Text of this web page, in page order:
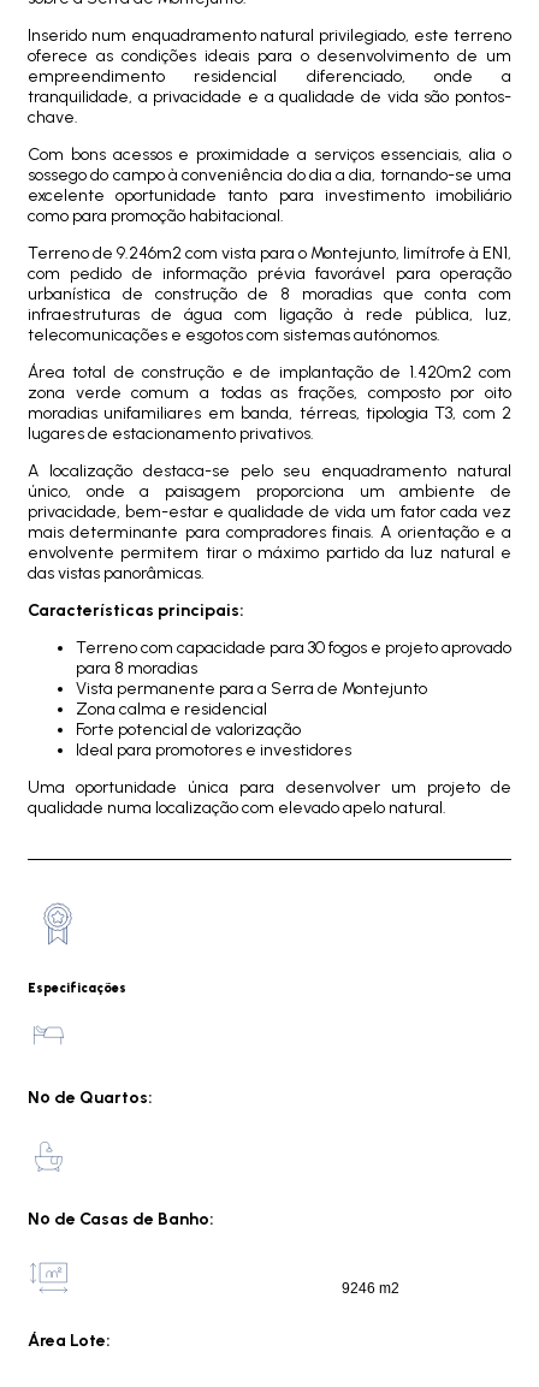
Inserido num enquadramento natural privilegiado, este terreno
oferece as condições ideais para o desenvolvimento de um
empreendimento residencial diferenciado, onde a
tranquilidade, a privacidade e a qualidade de vida são pontos-
chave.
Com bons acessos e proximidade a serviços essenciais, alia o
sossego do campo à conveniência do dia a dia, tornando-se uma
excelente oportunidade tanto para investimento imobiliário
como para promoção habitacional.
Terreno de 9.246m2 com vista para o Montejunto, limítrofe à EN1,
com pedido de informação prévia favorável para operação
urbanística de construção de 8 moradias que conta com
infraestruturas de água com ligação à rede pública, luz,
telecomunicações e esgotos com sistemas autónomos.
Área total de construção e de implantação de 1.420m2 com
zona verde comum a todas as frações, composto por oito
moradias unifamiliares em banda, térreas, tipologia T3, com 2
lugares de estacionamento privativos.
A localização destaca-se pelo seu enquadramento natural
único, onde a paisagem proporciona um ambiente de
privacidade, bem-estar e qualidade de vida um fator cada vez
mais determinante para compradores finais. A orientação e a
envolvente permitem tirar o máximo partido da luz natural e
das vistas panorâmicas.
Características principais:
Terreno com capacidade para 30 fogos e projeto aprovado
para 8 moradias
Vista permanente para a Serra de Montejunto
Zona calma e residencial
Forte potencial de valorização
Ideal para promotores e investidores
Uma oportunidade única para desenvolver um projeto de
qualidade numa localização com elevado apelo natural.
Especificações
Nº de Quartos:
Nº de Casas de Banho:
Área Lote:
9246 m2